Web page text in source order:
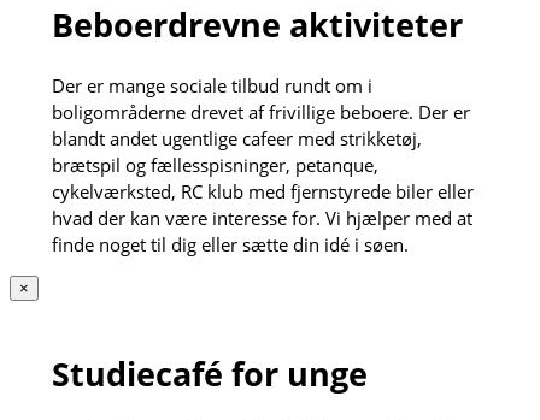
Beboerdrevne aktiviteter
Der er mange sociale tilbud rundt om i
boligområderne drevet af frivillige beboere. Der er
blandt andet ugentlige cafeer med strikketøj,
brætspil og fællesspisninger, petanque,
cykelværksted, RC klub med fjernstyrede biler eller
hvad der kan være interesse for. Vi hjælper med at
finde noget til dig eller sætte din idé i søen.
×
Studiecafé for unge